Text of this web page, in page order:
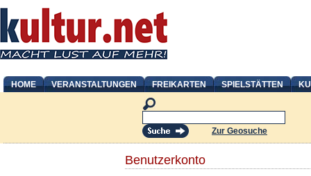
HOME VERANSTALTUNGEN FREIKARTEN SPIELSTÄTTEN
Zur Geosuche
Benutzerkonto